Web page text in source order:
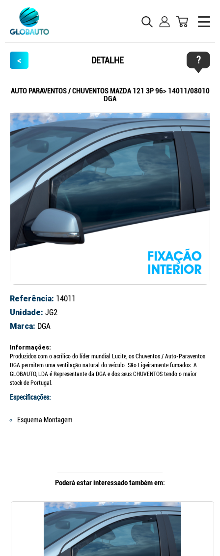
< DETALHE ?
AUTO PARAVENTOS / CHUVENTOS MAZDA 121 3P 96> 14011/08010
DGA
Referência: 14011
Unidade: JG2
Marca: DGA
Informações:
Produzidos com o acrílico do líder mundial Lucite, os Chuventos / Auto-Paraventos
DGA permitem uma ventilação natural do veículo. São Ligeiramente fumados. A
GLOBAUTO, LDA é Representante da DGA e dos seus CHUVENTOS tendo o maior
stock de Portugal.
Especificações:
Esquema Montagem
Poderá estar interessado também em: